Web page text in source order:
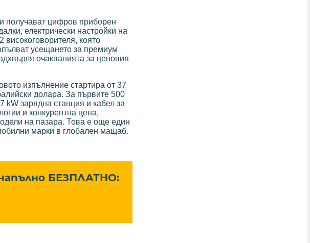
получават цифров приборен
електрически настройки на
която
усещането за премиум
очакванията за ценовия
изпълнение стартира от 37
долара. За първите 500
зарядна станция и кабел за
и конкурентна цена,
на пазара. Това е още един
марки в глобален мащаб.
БЕЗПЛАТНО: